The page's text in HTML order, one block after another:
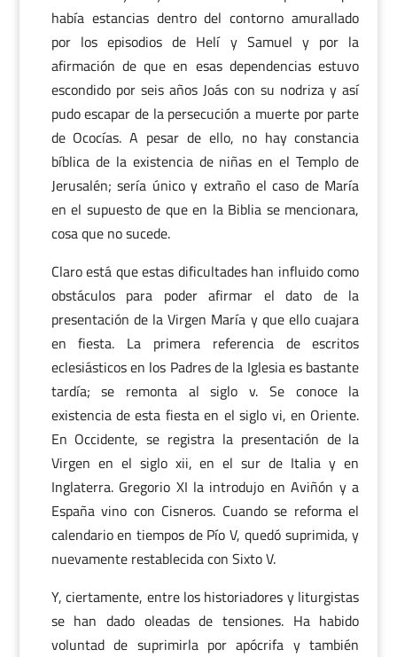
había estancias dentro del contorno amurallado
por los episodios de Helí y Samuel y por la
afirmación de que en esas dependencias estuvo
escondido por seis años Joás con su nodriza y así
pudo escapar de la persecución a muerte por parte
de Ococías. A pesar de ello, no hay constancia
bíblica de la existencia de niñas en el Templo de
Jerusalén; sería único y extraño el caso de María
en el supuesto de que en la Biblia se mencionara,
cosa que no sucede.
Claro está que estas dificultades han influido como
obstáculos para poder afirmar el dato de la
presentación de la Virgen María y que ello cuajara
en fiesta. La primera referencia de escritos
eclesiásticos en los Padres de la Iglesia es bastante
tardía; se remonta al siglo v. Se conoce la
existencia de esta fiesta en el siglo vi, en Oriente.
En Occidente, se registra la presentación de la
Virgen en el siglo xii, en el sur de Italia y en
Inglaterra. Gregorio XI la introdujo en Aviñón y a
España vino con Cisneros. Cuando se reforma el
calendario en tiempos de Pío V, quedó suprimida, y
nuevamente restablecida con Sixto V.
Y, ciertamente, entre los historiadores y liturgistas
se han dado oleadas de tensiones. Ha habido
voluntad de suprimirla por apócrifa y también